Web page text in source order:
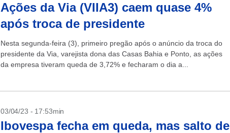
Ações da Via (VIIA3) caem quase 4%
após troca de presidente
Nesta segunda-feira (3), primeiro pregão após o anúncio da troca do
presidente da Via, varejista dona das Casas Bahia e Ponto, as ações
da empresa tiveram queda de 3,72% e fecharam o dia a...
03/04/23 - 17:53min
Ibovespa fecha em queda, mas salto de